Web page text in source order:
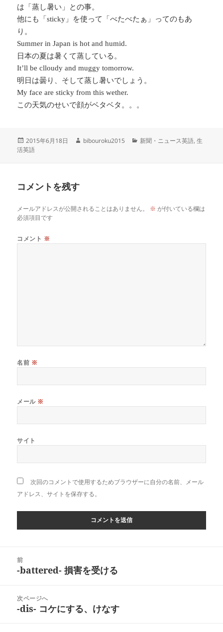
は「蒸し暑い」との事。
他にも「sticky 」を使って「べたべたぁ」ってのもあ
り。
Summer in Japan is hot and humid.
日本の夏は暑くて蒸している。
It’ll be clloudy and muggy tomorrow.
明日は曇り、そして蒸し暑いでしょう。
My face are sticky from this wether.
この天気のせいで顔がベタベタ。。。
投
稿
2015年6月18日
作
bibouroku2015
カ
新聞・ニュース英語,生
活英語
コメントを残す
メールアドレスが公開されることはありません。 ※ が付いている欄は
必須項目です
コメント ※
名前 ※
メール ※
サイト
次回のコメントで使用するためブラウザーに自分の名前、メール
アドレス、サイトを保存する。
前
前
投
稿:
-battered- 損害を受ける
次ページへ
次
-dis- コケにする、けなす